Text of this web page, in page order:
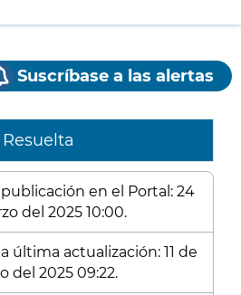
Suscríbase a las alertas
Resuelta
en el Portal: 24
del 2025 10:00.
última actualización: 11 de
del 2025 09:22.